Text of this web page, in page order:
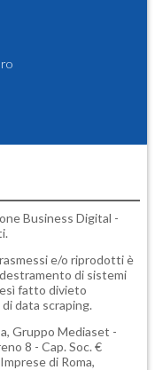
Business Digital -
e/o riprodotti è
di sistemi
fatto divieto
data scraping.
Gruppo Mediaset -
8 - Cap. Soc. €
di Roma,